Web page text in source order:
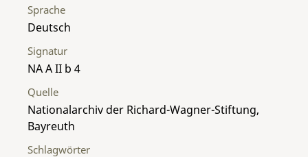
Sprache
Deutsch
Signatur
NA A II b 4
Quelle
Nationalarchiv der Richard-Wagner-Stiftung,
Bayreuth
Schlagwörter